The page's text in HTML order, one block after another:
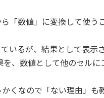
「数値」に変換して使う
いるが、結果として表示
、数値として他のセル
くなので「ない理由」も